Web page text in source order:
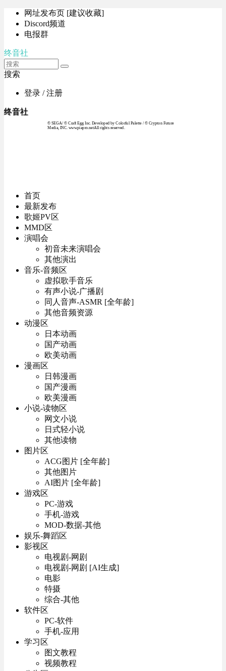
网址发布页 [建议收藏]
Discord频道
电报群
终音社
搜索
登录 / 注册
终音社
© SEGA / © Craft Egg Inc. Developed by Colorful Palette / © Crypton Future
Media, INC. www.piapro.netAll rights reserved.
首页
最新发布
歌姬PV区
MMD区
演唱会
初音未来演唱会
其他演出
音乐-音频区
虚拟歌手音乐
有声小说-广播剧
同人音声-ASMR [全年龄]
其他音频资源
动漫区
日本动画
国产动画
欧美动画
漫画区
日韩漫画
国产漫画
欧美漫画
小说-读物区
网文小说
日式轻小说
其他读物
图片区
ACG图片 [全年龄]
其他图片
AI图片 [全年龄]
游戏区
PC-游戏
手机-游戏
MOD-数据-其他
娱乐-舞蹈区
影视区
电视剧-网剧
电视剧-网剧 [AI生成]
电影
特摄
综合-其他
软件区
PC-软件
手机-应用
学习区
图文教程
视频教程